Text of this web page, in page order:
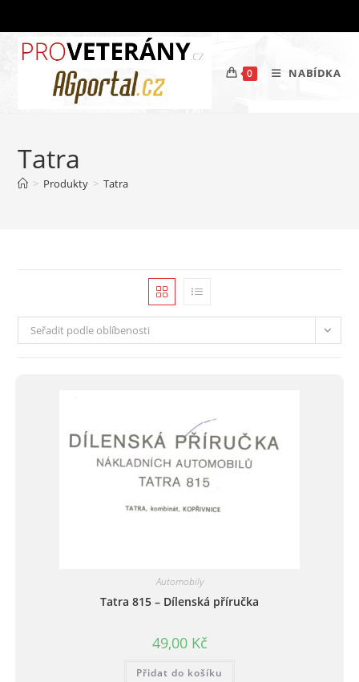
k
obsahu
0 NABÍDKA
Tatra
> Produkty > Tatra
Seřadit podle oblíbenosti
Automobily
Tatra 815 – Dílenská příručka
49,00 Kč
Přidat do košíku